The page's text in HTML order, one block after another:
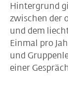
Hintergrund
zwischen der
und dem
Einmal pro
und
einer